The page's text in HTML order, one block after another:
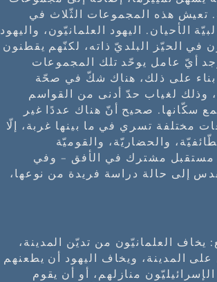
تعيش هذه المجموعات الثّلاث في
الأحيان. اليهود العلمانيّون، واليهود
في الحيّز البلديّ ذاته، لكنّهم يقطنون
أيّ عامل يوحّد تلك المجموعات
بناء على ذلك، هناك شكّ في صحّة
وذلك لغياب حدّ أدنى من القواسم
سكّانها. صحيح أنّ هناك عددًا غير
مختلفة تسري في ما بينها غربة، إلّا
والحضاريّة، والقوميّة
مستقبل مشترك في الأفق – وفي
إلى حالة دراسة فريدة من نوعها،
العلمانيّون من تديّن المدينة،
المدينة، ويخاف اليهود أن يطعنهم
منازلهم، أو أن يقوم